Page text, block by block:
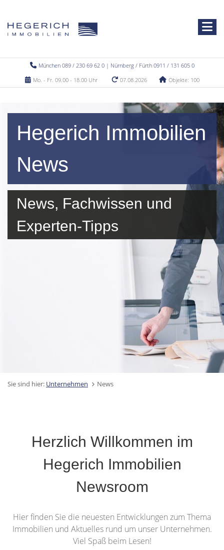
München 089 / 230 69 62 0 | Nürnberg / Fürth 0911 / 131 605 0
Mo. - Fr. 09.00 - 18.00 Uhr
07.08.2026 Objekte: 100
Hegerich Immobilien
News
News, Fachwissen und
Experten-Tipps
Sie sind hier: Unternehmen News
Herzlich Willkommen im
Hegerich Immobilien
Newsroom
Hier finden Sie die neuesten Entwicklungen zum Thema
Immobilien und Aktuelles rund um unser Unternehmen.
Viel Spaß beim Lesen!